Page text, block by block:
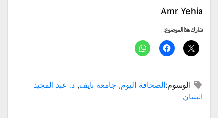
Amr Yehia
شارك هذا الموضوع:
الوسوم:الصحافة اليوم, جامعة نايف, د. عبد المجيد
البنيان